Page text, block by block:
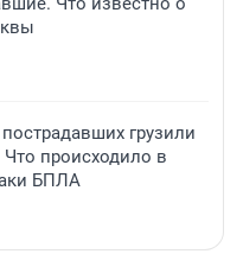
грузили
происходило в
БПЛА